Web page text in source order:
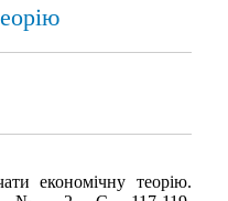
економічну теорію.